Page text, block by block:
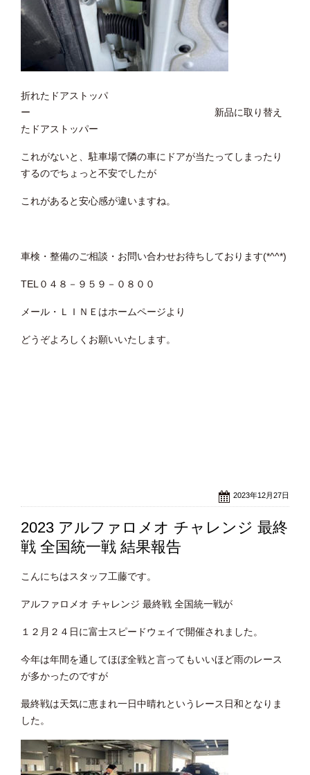
折れたドアストッパ
ー 新品に取り替え
たドアストッパー
これがないと、駐車場で隣の車にドアが当たってしまったり
するのでちょっと不安でしたが
これがあると安心感が違いますね。
車検・整備のご相談・お問い合わせお待ちしております(*^^*)
TEL０４８－９５９－０８００
メール・ＬＩＮＥはホームページより
どうぞよろしくお願いいたします。
2023年12月27日
2023 アルファロメオ チャレンジ 最終
戦 全国統一戦 結果報告
こんにちはスタッフ工藤です。
アルファロメオ チャレンジ 最終戦 全国統一戦が
１２月２４日に富士スピードウェイで開催されました。
今年は年間を通してほぼ全戦と言ってもいいほど雨のレース
が多かったのですが
最終戦は天気に恵まれ一日中晴れというレース日和となりま
した。